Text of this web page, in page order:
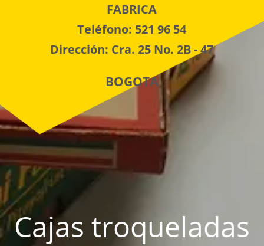
FABRICA
Teléfono: 521 96 54
Dirección: Cra. 25 No. 2B - 47
BOGOTA
Cajas troqueladas